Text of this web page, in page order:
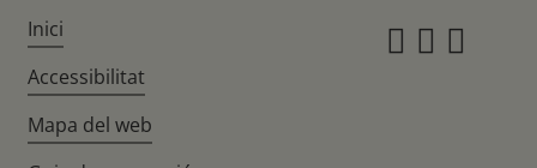
Inici
Accessibilitat
Mapa del web